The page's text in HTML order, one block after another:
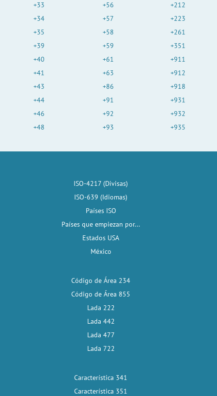
+33
+34
+35
+39
+40
+41
+43
+44
+46
+48
+56
+57
+58
+59
+61
+63
+86
+91
+92
+93
+212
+223
+261
+351
+911
+912
+918
+931
+932
+935
ISO-4217 (Divisas)
ISO-639 (Idiomas)
Países ISO
Países que empiezan por...
Estados USA
México
Código de Área 234
Código de Área 855
Lada 222
Lada 442
Lada 477
Lada 722
Característica 341
Característica 351